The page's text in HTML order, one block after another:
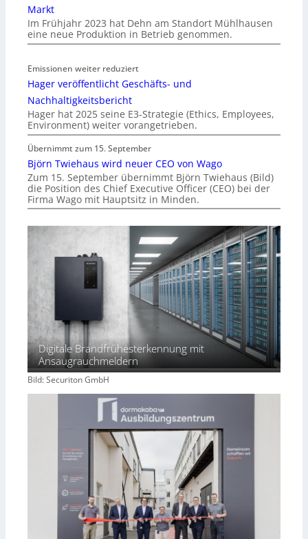
Markt
Im Frühjahr 2023 hat Dehn am Standort Mühlhausen
eine neue Produktion in Betrieb genommen.
Emissionen weiter reduziert
Hager veröffentlicht Geschäfts- und
Nachhaltigkeitsbericht
Hager hat 2025 seine E3-Strategie (Ethics, Employees,
Environment) weiter vorangetrieben.
Übernimmt zum 15. September
Björn Twiehaus wird neuer CEO von Wago
Zum 15. September übernimmt Björn Twiehaus (Bild)
die Position des Chief Executive Officer (CEO) bei der
Firma Wago mit Hauptsitz in Minden.
Digitale Brandfrühesterkennung mit
Ansaugrauchmeldern
Bild: Securiton GmbH